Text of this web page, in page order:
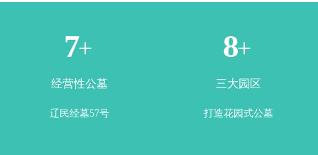
1+
经营性公墓
辽民经墓57号
3+
三大园区
打造花园式公墓